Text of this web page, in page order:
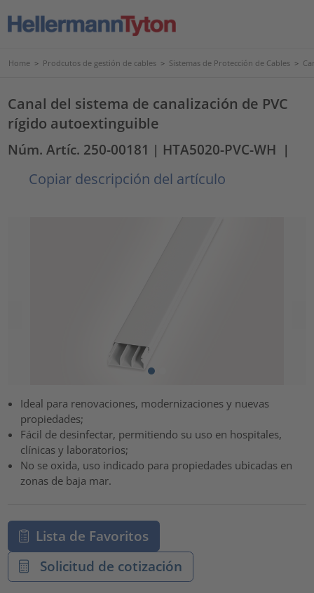
Home > Prodcutos de gestión de cables > Sistemas de Protección de Cables >
Canal del sistema de canalización de PVC
rígido autoextinguible
Núm. Artíc. 250-00181 | HTA5020-PVC-WH |
Copiar descripción del artículo
Ideal para renovaciones, modernizaciones y nuevas
propiedades;
Fácil de desinfectar, permitiendo su uso en hospitales,
clínicas y laboratorios;
No se oxida, uso indicado para propiedades ubicadas en
zonas de baja mar.
Lista de Favoritos
Solicitud de cotización